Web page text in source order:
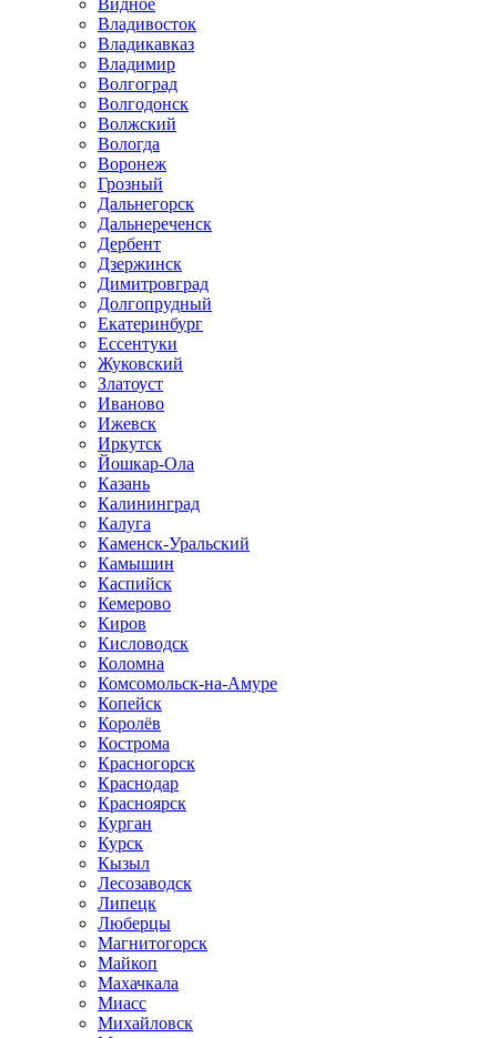
Видное
Владивосток
Владикавказ
Владимир
Волгоград
Волгодонск
Волжский
Вологда
Воронеж
Грозный
Дальнегорск
Дальнереченск
Дербент
Дзержинск
Димитровград
Долгопрудный
Екатеринбург
Ессентуки
Жуковский
Златоуст
Иваново
Ижевск
Иркутск
Йошкар-Ола
Казань
Калининград
Калуга
Каменск-Уральский
Камышин
Каспийск
Кемерово
Киров
Кисловодск
Коломна
Комсомольск-на-Амуре
Копейск
Королёв
Кострома
Красногорск
Краснодар
Красноярск
Курган
Курск
Кызыл
Лесозаводск
Липецк
Люберцы
Магнитогорск
Майкоп
Махачкала
Миасс
Михайловск